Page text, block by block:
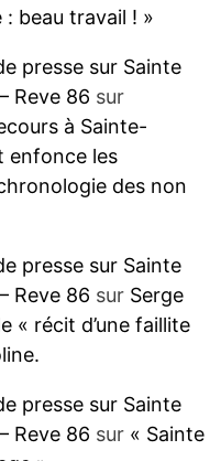
beau travail ! »
presse sur Sainte
Reve 86 sur
à Sainte-
enfonce les
des non
presse sur Sainte
Reve 86 sur Serge
« récit d’une faillite
presse sur Sainte
Reve 86 sur « Sainte